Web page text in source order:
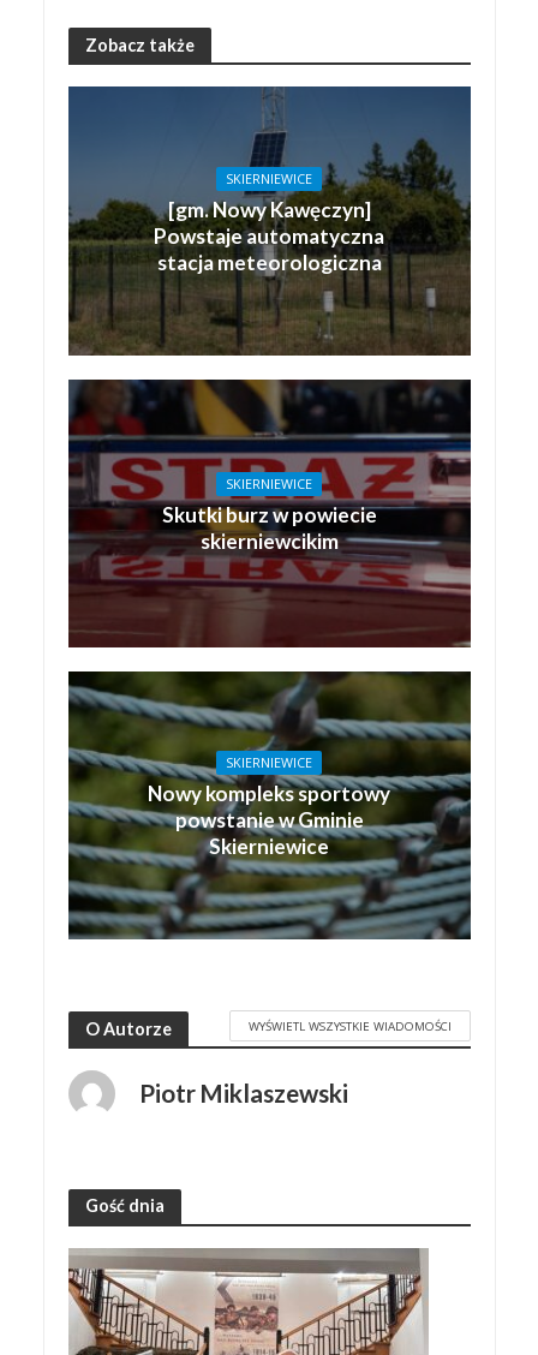
Zobacz także
SKIERNIEWICE
[gm. Nowy Kawęczyn]
Powstaje automatyczna
stacja meteorologiczna
SKIERNIEWICE
Skutki burz w powiecie
skierniewcikim
SKIERNIEWICE
Nowy kompleks sportowy
powstanie w Gminie
Skierniewice
O Autorze WYŚWIETL WSZYSTKIE WIADOMOŚCI
Piotr Miklaszewski
Gość dnia